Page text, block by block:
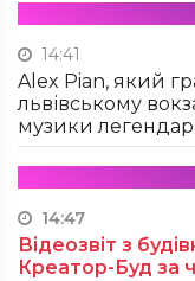
14:41
Alex Pian, який
львівському
музики
14:47
Відеозвіт з
Креатор-Буд за